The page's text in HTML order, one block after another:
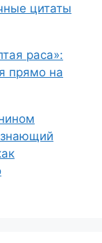
цитаты
раса»:
прямо на